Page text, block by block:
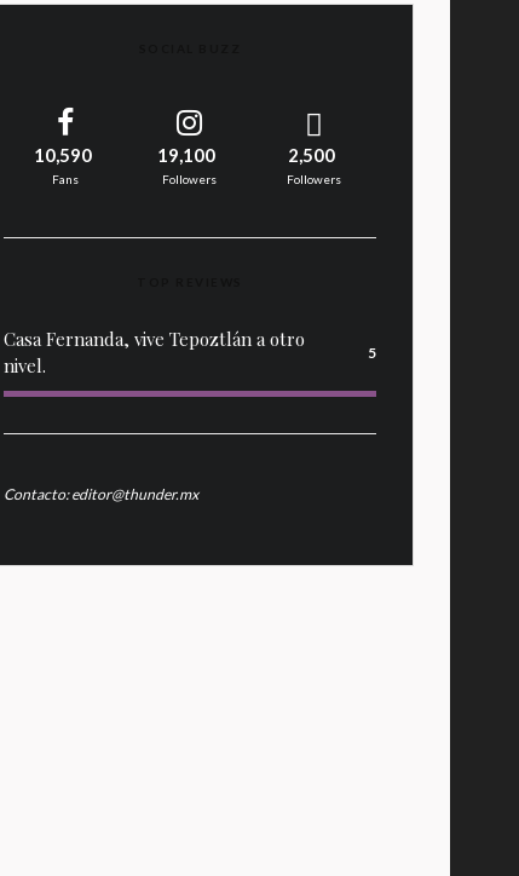
10,590
Fans
19,100
Followers
2,500
Followers
Casa Fernanda, vive Tepoztlán a otro
nivel.
5
Contacto: editor@thunder.mx